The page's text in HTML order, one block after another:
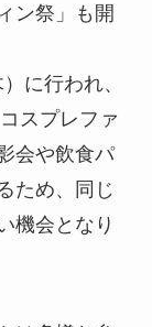
ン祭」も開
に行われ、
スプレファ
会や飲食パ
ため、同じ
機会となり